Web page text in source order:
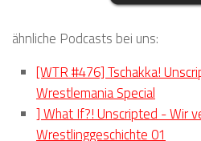
ähnliche Podcasts bei uns:
[WTR #476] Tschakka!
Wrestlemania Special
] What If?! Unscripted - Wir
Wrestlinggeschichte 01